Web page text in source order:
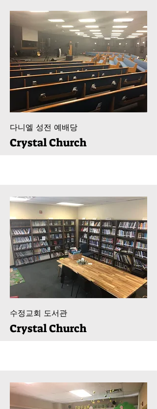
다니엘 성전 예배당
Crystal Church
수정교회 도서관
Crystal Church